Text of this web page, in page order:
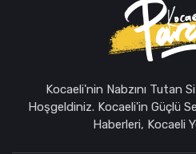
Kocaeli'nin Nabzını Tutan
Hoşgeldiniz. Kocaeli'in Güçlü
Haberleri, Kocaeli